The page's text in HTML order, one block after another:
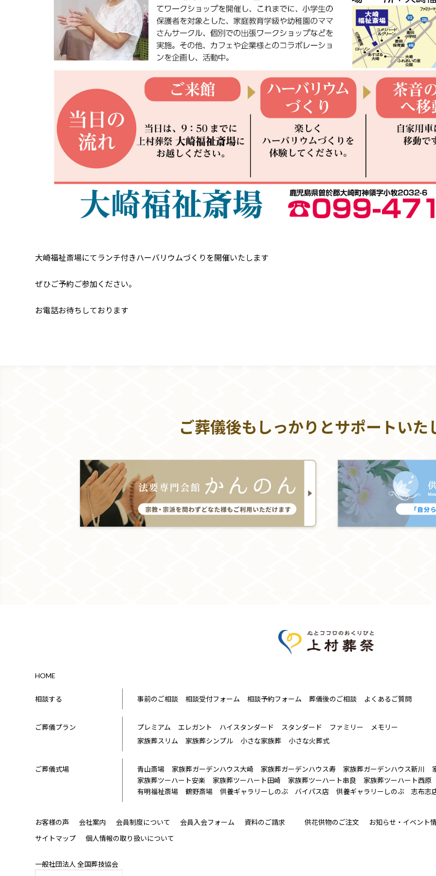
大崎福祉斎場にてランチ付きハーバリウムづくりを開催いたします
ぜひご予約ご参加ください。
お電話お待ちしております
ご葬儀後もしっかりとサポートいた
HOME
相談する 事前のご相談 相談受付フォーム 相談予約フォーム 葬儀後のご相談 よくあるご質問
ご葬儀プラン プレミアム エレガント ハイスタンダード スタンダード ファミリー
メモリー
家族葬スリム
家族葬シンプル 小さな家族葬 小さな火葬式
ご葬儀式場 青山斎場 家族葬ガーデンハウス大崎 家族葬ガーデンハウス寿 家族葬ガーデンハウス新川
家族葬ツーハート安楽
家族葬ツーハート田崎 家族葬ツーハート串良
家族葬ツーハート西原
有明福祉斎場
鶴野斎場 供養ギャラリーしのぶ バイパス店 供養ギャラリーしのぶ 志布志
お客様の声 会社案内 会員制度について 会員入会フォーム 資料のご請求 供花供物のご注文
お知らせ・イベント
サイトマップ
個人情報の取り扱いについて
一般社団法人 全国葬技協会